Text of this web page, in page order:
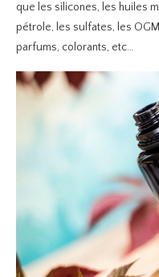
que les silicones, les huiles
pétrole, les sulfates, les
parfums, colorants, etc…